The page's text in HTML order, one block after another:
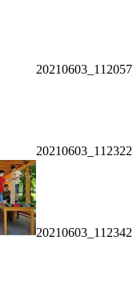
20210603_112057
20210603_112322
20210603_112342